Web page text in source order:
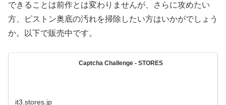
できることは前作とは変わりませんが、さらに攻めたい
方、ピストン奥底の汚れを掃除したい方はいかがでしょう
か。以下で販売中です。
Captcha Challenge - STORES
it3.stores.jp